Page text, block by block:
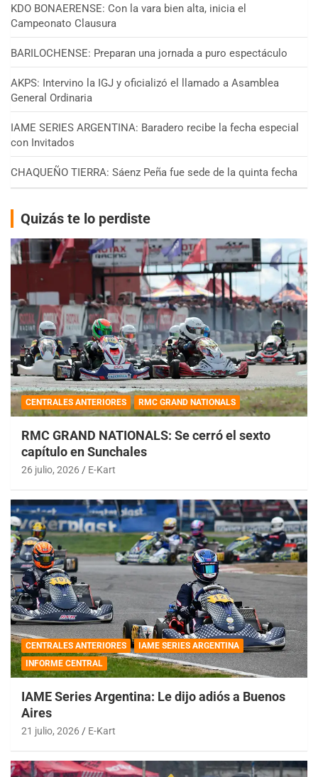
KDO BONAERENSE: Con la vara bien alta, inicia el
Campeonato Clausura
BARILOCHENSE: Preparan una jornada a puro espectáculo
AKPS: Intervino la IGJ y oficializó el llamado a Asamblea
General Ordinaria
IAME SERIES ARGENTINA: Baradero recibe la fecha especial
con Invitados
CHAQUEÑO TIERRA: Sáenz Peña fue sede de la quinta fecha
Quizás te lo perdiste
CENTRALES ANTERIORES RMC GRAND NATIONALS
RMC GRAND NATIONALS: Se cerró el sexto
capítulo en Sunchales
26 julio, 2026 E-Kart
CENTRALES ANTERIORES
IAME SERIES ARGENTINA
INFORME CENTRAL
IAME Series Argentina: Le dijo adiós a Buenos
Aires
21 julio, 2026 E-Kart